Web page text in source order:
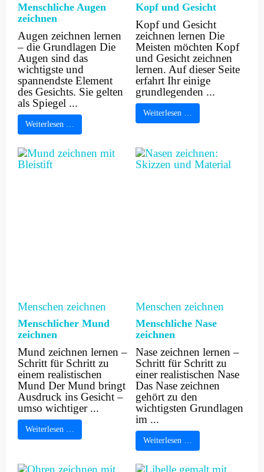
Menschliche Augen
zeichnen
Augen zeichnen lernen
– die Grundlagen Die
Augen sind das
wichtigste und
spannendste Element
des Gesichts. Sie gelten
als Spiegel ...
Weiterlesen …
Kopf und Gesicht
Kopf und Gesicht
zeichnen lernen Die
Meisten möchten Kopf
und Gesicht zeichnen
lernen. Auf dieser Seite
erfahrt Ihr einige
grundlegenden ...
Weiterlesen …
Menschen zeichnen
Menschlicher Mund
zeichnen
Mund zeichnen lernen –
Schritt für Schritt zu
einem realistischen
Mund Der Mund bringt
Ausdruck ins Gesicht –
umso wichtiger ...
Weiterlesen …
Menschen zeichnen
Menschliche Nase
zeichnen
Nase zeichnen lernen –
Schritt für Schritt zu
einer realistischen Nase
Das Nase zeichnen
gehört zu den
wichtigsten Grundlagen
im ...
Weiterlesen …